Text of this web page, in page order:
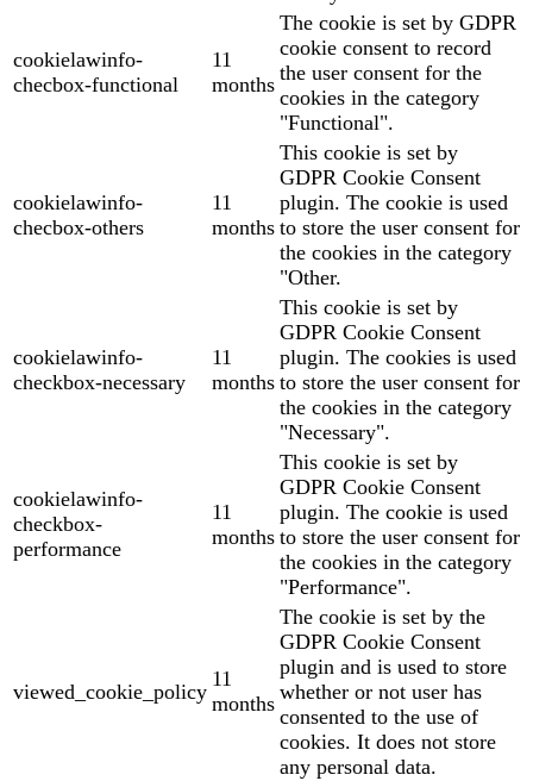
cookielawinfo-
checbox-functional
11
months
The cookie is set by GDPR
cookie consent to record
the user consent for the
cookies in the category
"Functional".
cookielawinfo-
checbox-others
11
months
This cookie is set by
GDPR Cookie Consent
plugin. The cookie is used
to store the user consent for
the cookies in the category
"Other.
cookielawinfo-
checkbox-necessary
11
months
This cookie is set by
GDPR Cookie Consent
plugin. The cookies is used
to store the user consent for
the cookies in the category
"Necessary".
cookielawinfo-
checkbox-
performance
11
months
This cookie is set by
GDPR Cookie Consent
plugin. The cookie is used
to store the user consent for
the cookies in the category
"Performance".
viewed_cookie_policy
11
months
The cookie is set by the
GDPR Cookie Consent
plugin and is used to store
whether or not user has
consented to the use of
cookies. It does not store
any personal data.